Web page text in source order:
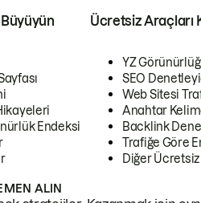
Endeksi
Ücretsiz Araçları
YZ
SEO
Web Sitesi
Anahtar
Backlink
Trafiğe Göre
Diğer
ALIN